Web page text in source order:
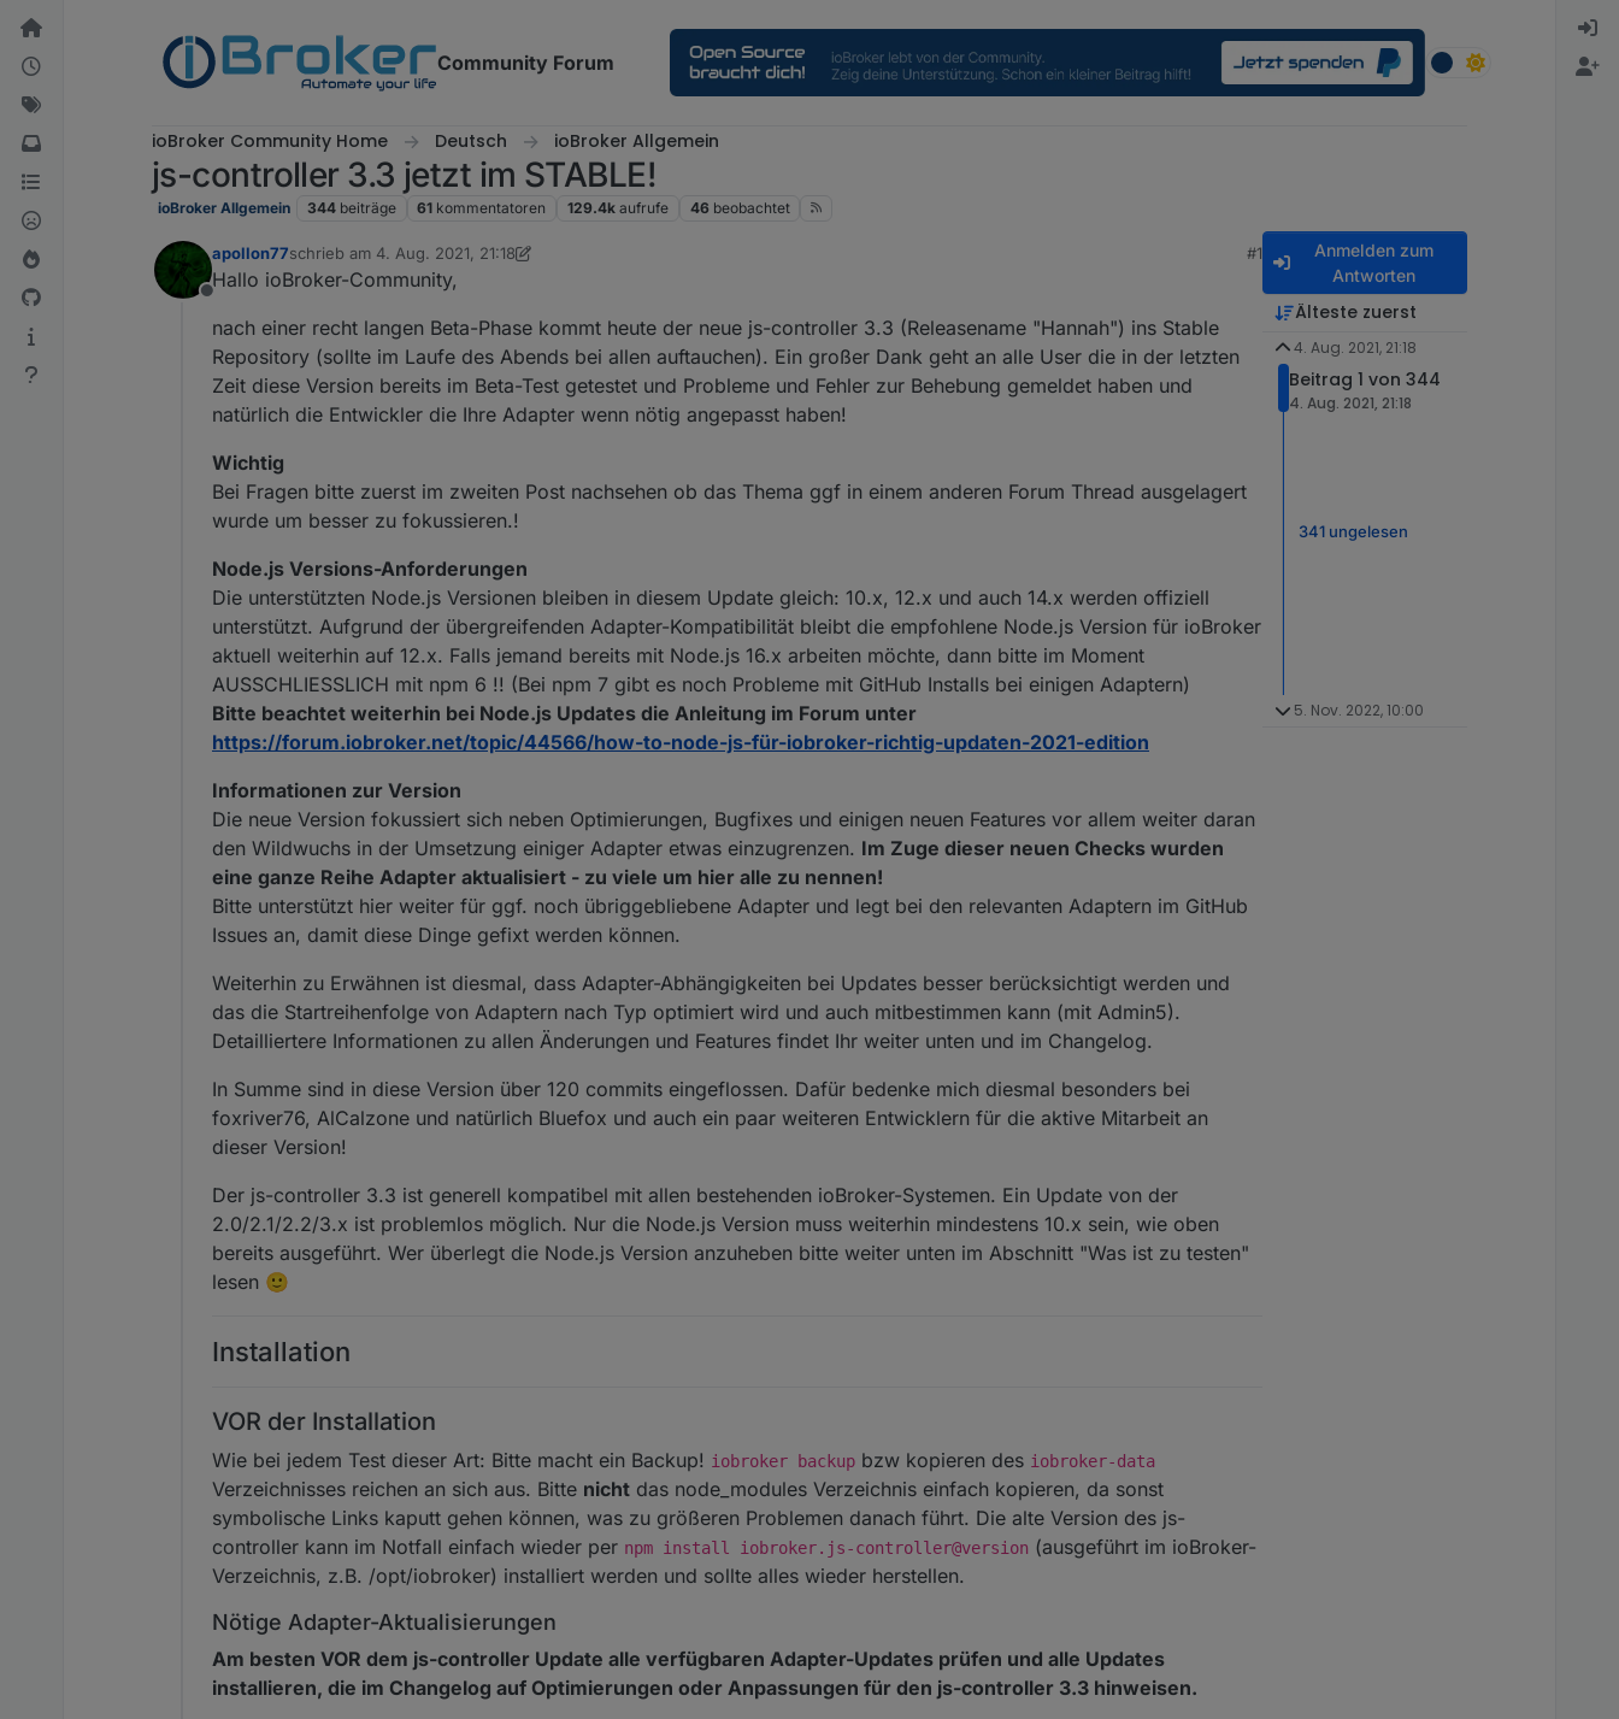
Weiter zum Inhalt
Community Forum
ioBroker Community Home Deutsch ioBroker Allgemein
js-controller 3.3 jetzt im STABLE!
ioBroker Allgemein 344 beiträge 61 kommentatoren 129.4k aufrufe 46 beobachtet
Offline
apollon77schrieb am 4. Aug. 2021, 21:18
zuletzt editiert von apollon77
#1
Hallo ioBroker-Community,
nach einer recht langen Beta-Phase kommt heute der neue js-controller 3.3 (Releasename "Hannah") ins Stable
Repository (sollte im Laufe des Abends bei allen auftauchen). Ein großer Dank geht an alle User die in der letzten
Zeit diese Version bereits im Beta-Test getestet und Probleme und Fehler zur Behebung gemeldet haben und
natürlich die Entwickler die Ihre Adapter wenn nötig angepasst haben!
Wichtig
Bei Fragen bitte zuerst im zweiten Post nachsehen ob das Thema ggf in einem anderen Forum Thread ausgelagert
wurde um besser zu fokussieren.!
Node.js Versions-Anforderungen
Die unterstützten Node.js Versionen bleiben in diesem Update gleich: 10.x, 12.x und auch 14.x werden offiziell
unterstützt. Aufgrund der übergreifenden Adapter-Kompatibilität bleibt die empfohlene Node.js Version für ioBroker
aktuell weiterhin auf 12.x. Falls jemand bereits mit Node.js 16.x arbeiten möchte, dann bitte im Moment
AUSSCHLIESSLICH mit npm 6 !! (Bei npm 7 gibt es noch Probleme mit GitHub Installs bei einigen Adaptern)
Bitte beachtet weiterhin bei Node.js Updates die Anleitung im Forum unter
https://forum.iobroker.net/topic/44566/how-to-node-js-für-iobroker-richtig-updaten-2021-edition
Informationen zur Version
Die neue Version fokussiert sich neben Optimierungen, Bugfixes und einigen neuen Features vor allem weiter daran
den Wildwuchs in der Umsetzung einiger Adapter etwas einzugrenzen. Im Zuge dieser neuen Checks wurden
eine ganze Reihe Adapter aktualisiert - zu viele um hier alle zu nennen!
Bitte unterstützt hier weiter für ggf. noch übriggebliebene Adapter und legt bei den relevanten Adaptern im GitHub
Issues an, damit diese Dinge gefixt werden können.
Weiterhin zu Erwähnen ist diesmal, dass Adapter-Abhängigkeiten bei Updates besser berücksichtigt werden und
das die Startreihenfolge von Adaptern nach Typ optimiert wird und auch mitbestimmen kann (mit Admin5).
Detailliertere Informationen zu allen Änderungen und Features findet Ihr weiter unten und im Changelog.
In Summe sind in diese Version über 120 commits eingeflossen. Dafür bedenke mich diesmal besonders bei
foxriver76, AlCalzone und natürlich Bluefox und auch ein paar weiteren Entwicklern für die aktive Mitarbeit an
dieser Version!
Der js-controller 3.3 ist generell kompatibel mit allen bestehenden ioBroker-Systemen. Ein Update von der
2.0/2.1/2.2/3.x ist problemlos möglich. Nur die Node.js Version muss weiterhin mindestens 10.x sein, wie oben
bereits ausgeführt. Wer überlegt die Node.js Version anzuheben bitte weiter unten im Abschnitt "Was ist zu testen"
lesen 🙂
Installation
VOR der Installation
Wie bei jedem Test dieser Art: Bitte macht ein Backup! iobroker backup bzw kopieren des iobroker-data
Verzeichnisses reichen an sich aus. Bitte nicht das node_modules Verzeichnis einfach kopieren, da sonst
symbolische Links kaputt gehen können, was zu größeren Problemen danach führt. Die alte Version des js-
controller kann im Notfall einfach wieder per npm install iobroker.js-controller@version (ausgeführt im ioBroker-
Verzeichnis, z.B. /opt/iobroker) installiert werden und sollte alles wieder herstellen.
Nötige Adapter-Aktualisierungen
Am besten VOR dem js-controller Update alle verfügbaren Adapter-Updates prüfen und alle Updates
installieren, die im Changelog auf Optimierungen oder Anpassungen für den js-controller 3.3 hinweisen.
Anmelden zum
Antworten
Älteste zuerst
4. Aug. 2021, 21:18
Beitrag 1 von 344
4. Aug. 2021, 21:18
341 ungelesen
5. Nov. 2022, 10:00